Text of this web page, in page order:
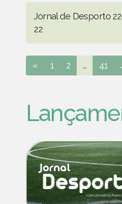
Jornal de Desporto
22
« 1 2 ... 41